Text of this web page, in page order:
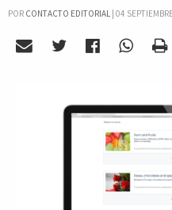
POR CONTACTO EDITORIAL| 04